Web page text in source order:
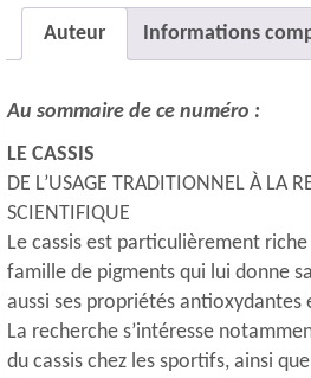
Auteur Informations
Au sommaire de ce numéro :
LE CASSIS
DE L’USAGE TRADITIONNEL À LA
SCIENTIFIQUE
Le cassis est particulièrement
famille de pigments qui lui donne
aussi ses propriétés
La recherche s’intéresse
du cassis chez les sportifs, ainsi